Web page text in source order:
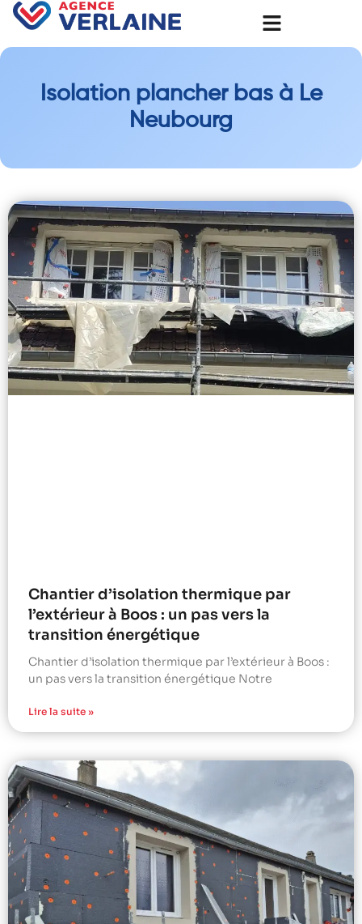
Isolation plancher bas à Le
Neubourg
Chantier d’isolation thermique par
l’extérieur à Boos : un pas vers la
transition énergétique
Chantier d’isolation thermique par l’extérieur à Boos :
un pas vers la transition énergétique Notre
Lire la suite »